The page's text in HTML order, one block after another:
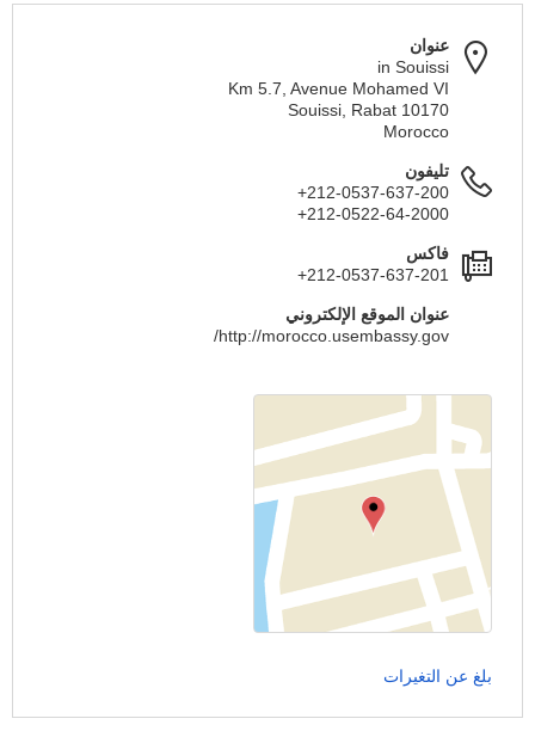
عنوان
in Souissi
Km 5.7, Avenue Mohamed VI
Souissi, Rabat 10170
Morocco
تليفون
+212-0537-637-200
+212-0522-64-2000
فاكس
+212-0537-637-201
عنوان الموقع الإلكتروني
http://morocco.usembassy.gov/
بلغ عن التغيرات